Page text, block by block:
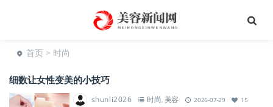
首页 > 时尚
细数让女性变美的小技巧
shunli2026 时尚, 美容 2026-07-29 15